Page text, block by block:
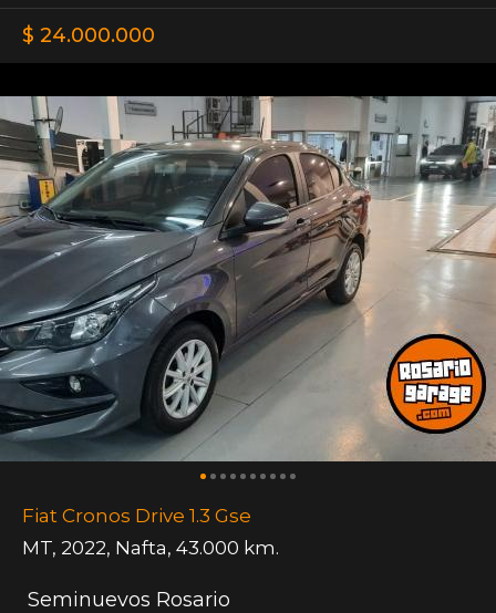
$ 24.000.000
Fiat Cronos Drive 1.3 Gse
MT, 2022, Nafta, 43.000 km.
Seminuevos Rosario